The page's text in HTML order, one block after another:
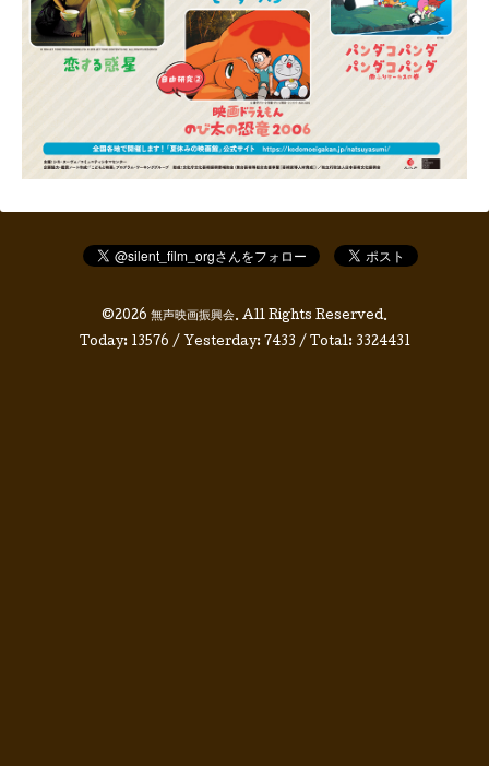
©2026 無声映画振興会. All Rights Reserved.
Today: 13576 / Yesterday: 7433 / Total: 3324431